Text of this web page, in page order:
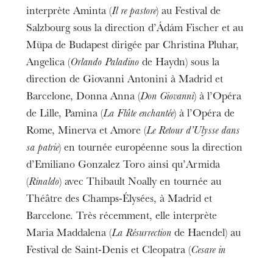
interprète Aminta (Il re pastore) au Festival de
Salzbourg sous la direction d’Ádám Fischer et au
Müpa de Budapest dirigée par Christina Pluhar,
Angelica (Orlando Paladino de Haydn) sous la
direction de Giovanni Antonini à Madrid et
Barcelone, Donna Anna (Don Giovanni) à l’Opéra
de Lille, Pamina (La Flûte enchantée) à l’Opéra de
Rome, Minerva et Amore (Le Retour d’Ulysse dans
sa patrie) en tournée européenne sous la direction
d’Emiliano Gonzalez Toro ainsi qu’Armida
(Rinaldo) avec Thibault Noally en tournée au
Théâtre des Champs-Élysées, à Madrid et
Barcelone. Très récemment, elle interprète
Maria Maddalena (La Résurrection de Haendel) au
Festival de Saint-Denis et Cleopatra (Cesare in